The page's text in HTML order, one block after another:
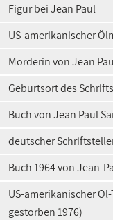
Figur bei Jean Paul
US-amerikanischer
Mörderin von Jean
Geburtsort des
Buch von Jean Paul
deutscher
Buch 1964 von Jean-
US-amerikanischer
gestorben 1976)